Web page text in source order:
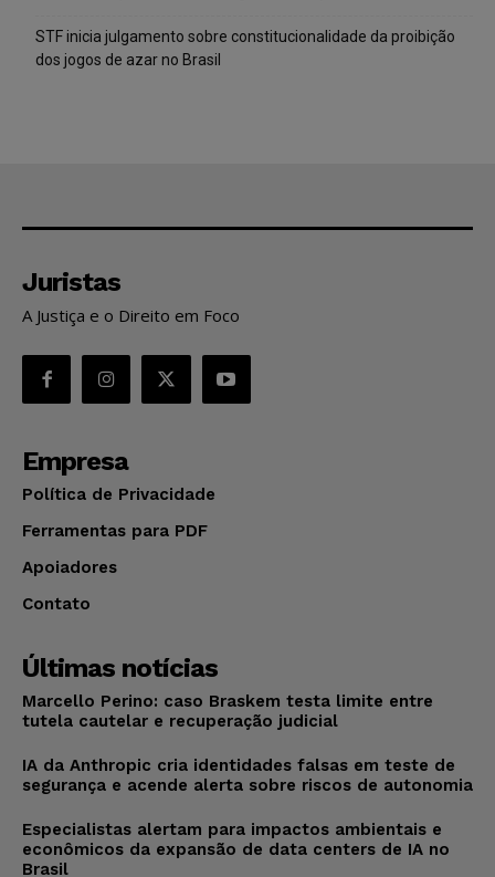
STF inicia julgamento sobre constitucionalidade da proibição
dos jogos de azar no Brasil
Juristas
A Justiça e o Direito em Foco
Empresa
Política de Privacidade
Ferramentas para PDF
Apoiadores
Contato
Últimas notícias
Marcello Perino: caso Braskem testa limite entre
tutela cautelar e recuperação judicial
IA da Anthropic cria identidades falsas em teste de
segurança e acende alerta sobre riscos de autonomia
Especialistas alertam para impactos ambientais e
econômicos da expansão de data centers de IA no
Brasil